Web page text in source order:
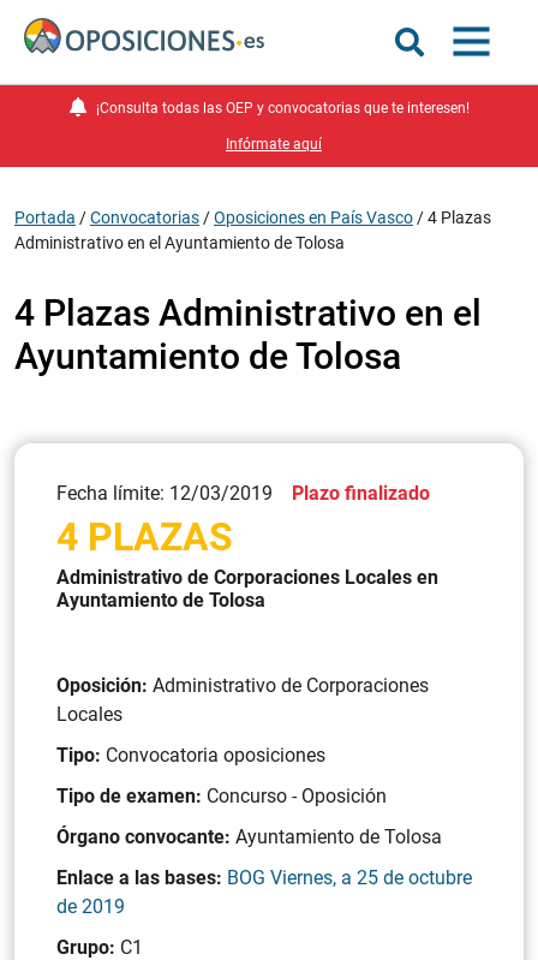
¡Consulta todas las OEP y convocatorias que te interesen!
Infórmate aquí
Portada /Convocatorias /Oposiciones en País Vasco /4 Plazas
Administrativo en el Ayuntamiento de Tolosa
4 Plazas Administrativo en el
Ayuntamiento de Tolosa
Fecha límite: 12/03/2019 Plazo finalizado
4 PLAZAS
Administrativo de Corporaciones Locales en
Ayuntamiento de Tolosa
Oposición: Administrativo de Corporaciones
Locales
Tipo: Convocatoria oposiciones
Tipo de examen: Concurso - Oposición
Órgano convocante: Ayuntamiento de Tolosa
Enlace a las bases: BOG Viernes, a 25 de octubre
de 2019
Grupo: C1